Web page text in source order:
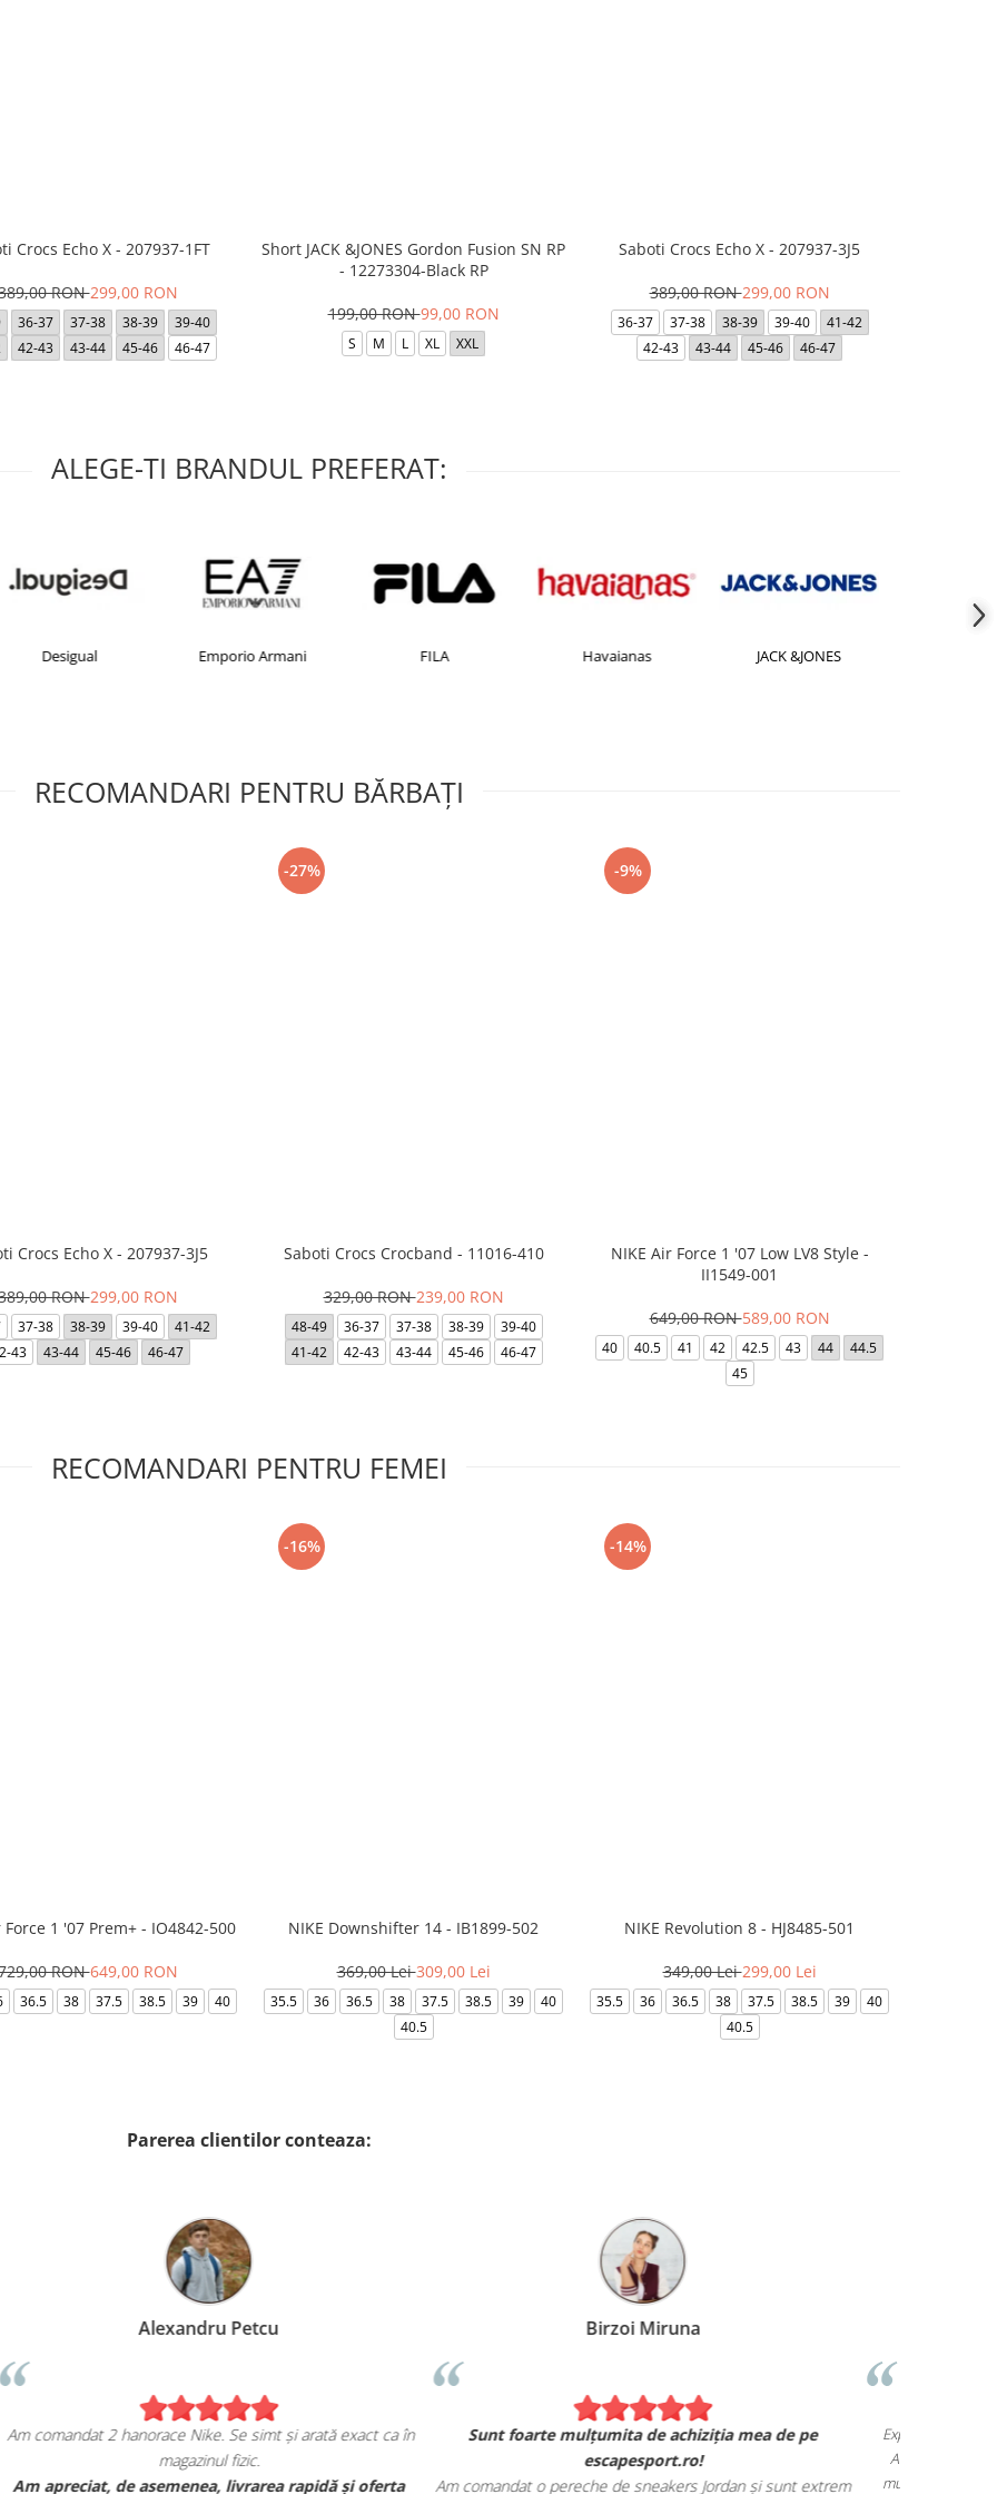
Crocs Echo X - 207937-1FT
RON299,00 RON
36-37 37-38 38-39
39-40
42-43 43-44 45-46 46-47
Short JACK &JONES Gordon Fusion SN RP
- 12273304-Black RP
199,00 RON99,00 RON
S M L XL XXL
Saboti Crocs Echo X - 207937-3J5
389,00 RON299,00 RON
36-37 37-38 38-39 39-40
41-42
42-43
43-44 45-46 46-47
ALEGE-TI BRANDUL PREFERAT:
Desigual Emporio Armani FILA Havaianas JACK &JONES
RECOMANDARI PENTRU BĂRBAŢI
Crocs Echo X - 207937-3J5
RON299,00 RON
37-38 38-39 39-40
41-42
43
43-44 45-46 46-47
-27%
Saboti Crocs Crocband - 11016-410
329,00 RON239,00 RON
48-49 36-37 37-38 38-39
39-40
41-42
42-43 43-44 45-46 46-47
-9%
NIKE Air Force 1 '07 Low LV8 Style -
II1549-001
649,00 RON589,00 RON
40 40.5 41 42 42.5 43 44
44.5
45
RECOMANDARI PENTRU FEMEI
Force 1 '07 Prem+ - IO4842-500
RON649,00 RON
36.5 38 37.5 38.5 39 40
-16%
NIKE Downshifter 14 - IB1899-502
369,00 Lei309,00 Lei
35.5 36 36.5 38 37.5 38.5 39
40
40.5
-14%
NIKE Revolution 8 - HJ8485-501
349,00 Lei299,00 Lei
35.5 36 36.5 38 37.5 38.5 39
40
40.5
Parerea clientilor conteaza:
Alexandru Petcu
Am comandat 2 hanorace Nike. Se simt și arată exact ca în
magazinul fizic.
Am apreciat, de asemenea, livrarea rapidă și oferta
Birzoi Miruna
Sunt foarte mulțumita de achiziția mea de pe
escapesport.ro!
Am comandat o pereche de sneakers Jordan și sunt extrem